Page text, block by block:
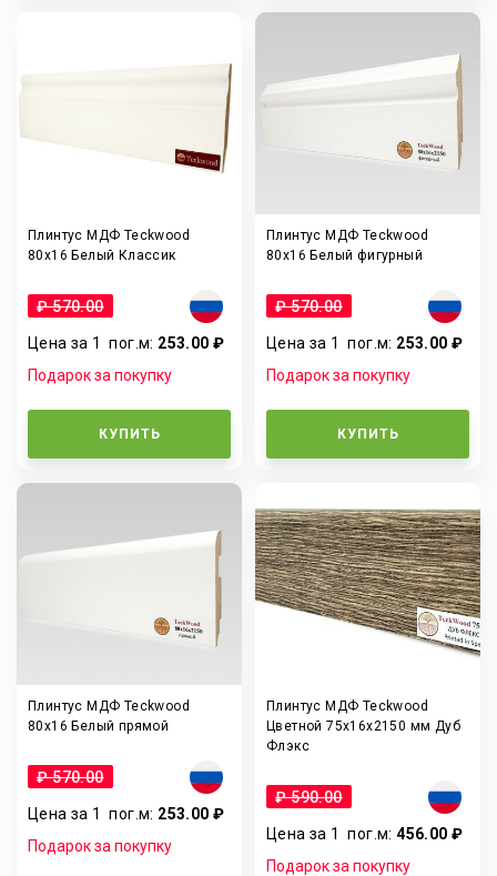
Плинтус МДФ Teckwood
80х16 Белый Классик
₽ 570.00
Цена за 1пог.м: 253.00 ₽
Подарок за покупку
КУПИТЬ
Плинтус МДФ Teckwood
80x16 Белый фигурный
₽ 570.00
Цена за 1пог.м: 253.00 ₽
Подарок за покупку
КУПИТЬ
Плинтус МДФ Teckwood
80x16 Белый прямой
₽ 570.00
Цена за 1пог.м: 253.00 ₽
Подарок за покупку
Плинтус МДФ Teckwood
Цветной 75x16x2150 мм Дуб
Флэкс
₽ 590.00
Цена за 1пог.м:456.00 ₽
Подарок за покупку